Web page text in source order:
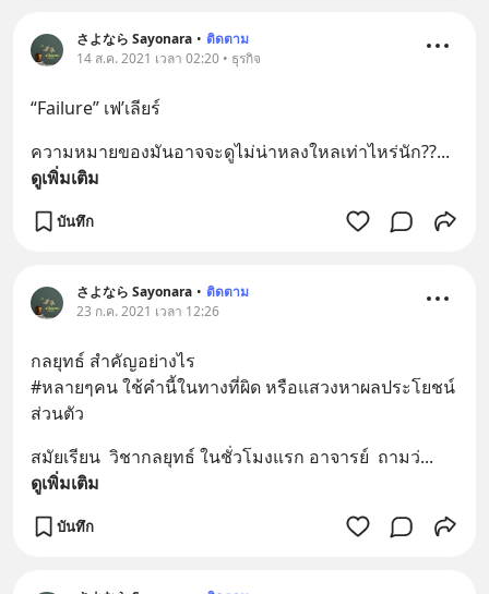
さよなら Sayonara • ติดตาม
14 ส.ค. 2021 เวลา 02:20 • ธุรกิจ
“Failure” เฟ’เลียร์
ความหมายของมันอาจจะดูไม่น่าหลงใหลเท่าไหร่นัก??...
ดูเพิ่มเติม
บันทึก
さよなら Sayonara • ติดตาม
23 ก.ค. 2021 เวลา 12:26
กลยุทธ์ สำคัญอย่างไร
#หลายๆคน ใช้คำนี้ในทางที่ผิด หรือแสวงหาผลประโยชน์
ส่วนตัว
สมัยเรียน  วิชากลยุทธ์ ในชั่วโมงแรก อาจารย์  ถามว่...
ดูเพิ่มเติม
บันทึก